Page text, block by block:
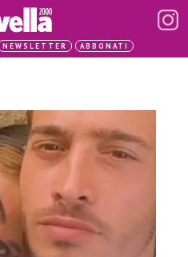
NEWSLETTER ABBONATI